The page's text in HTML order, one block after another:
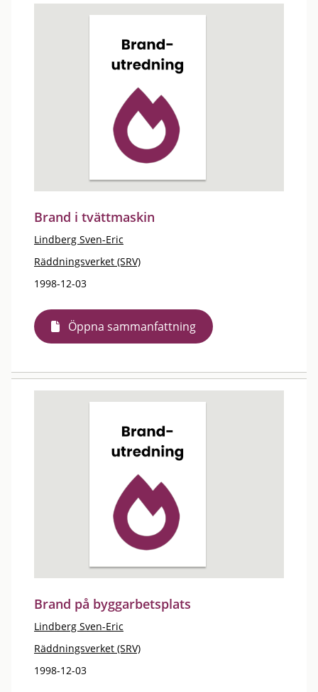
Brand i tvättmaskin
Lindberg Sven-Eric
Räddningsverket (SRV)
1998-12-03
Öppna sammanfattning
Brand på byggarbetsplats
Lindberg Sven-Eric
Räddningsverket (SRV)
1998-12-03